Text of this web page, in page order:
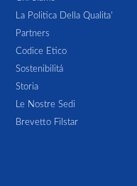
La Politica Della Qualita'
Partners
Codice Etico
Sostenibilitá
Storia
Le Nostre Sedi
Brevetto Filstar